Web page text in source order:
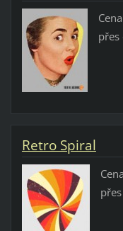
přes
Retro Spiral